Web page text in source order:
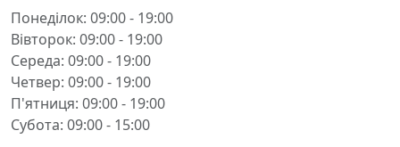
Понеділок: 09:00 - 19:00
Вівторок: 09:00 - 19:00
Середа: 09:00 - 19:00
Четвер: 09:00 - 19:00
П'ятниця: 09:00 - 19:00
Субота: 09:00 - 15:00